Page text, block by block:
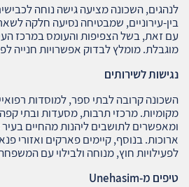
לנהגים, השכונה מציעה גישה נוחה
בין-עירוניים, שמבטיחה נסיעה חלקה
עם זאת, בשל הצפיפות והעומס במרכז
מוגבלת. מומלץ לבדוק אפשרויות חנייה
נגישות לשירותים
השכונה קרובה לבתי ספר, למוסדות
מקומיות. מרכזי תרבות, מסעדות ובתי
ומאפשרים לתושבים ליהנות מהחיים
ארוכות. בנוסף, קיימים פארקים ואזורי
לפעילויות חוץ, מנוחה ולבילוי עם
טיפים מ-Unehasim